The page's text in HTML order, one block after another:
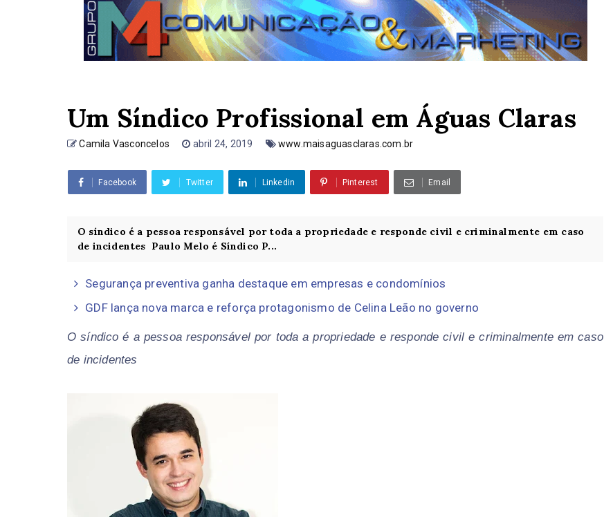
Um Síndico Profissional em Águas Claras
Camila Vasconcelos abril 24, 2019 www.maisaguasclaras.com.br
Facebook Twitter Linkedin Pinterest Email
O síndico é a pessoa responsável por toda a propriedade e responde civil e criminalmente em caso
de incidentes Paulo Melo é Síndico P...
Segurança preventiva ganha destaque em empresas e condomínios
GDF lança nova marca e reforça protagonismo de Celina Leão no governo
O síndico é a pessoa responsável por toda a propriedade e responde civil e criminalmente em caso
de incidentes